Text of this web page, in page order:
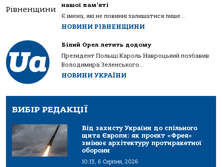
нашої пам’яті
Є імена, які не повинні залишатися лише...
НОВИНИ РІВНЕНЩИНИ
Білий Орел летить додому
Президент Польщі Кароль Навроцький позбавив
Володимира Зеленського...
НОВИНИ УКРАЇНИ
ВИБІР РЕДАКЦІЇ
Від захисту України до спільного
щита Європи: як проєкт «Фрея»
змінює архітектуру протиракетної
оборони
10:13, 6 Серпня, 2026